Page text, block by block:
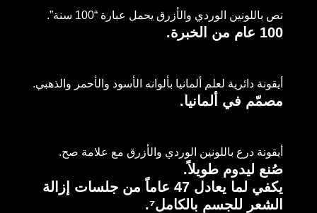
نص باللونين الوردي والأزرق يحمل عبارة “100 سنة”.
100 عام من الخبرة.
أيقونة دائرية لعلم ألمانيا بألوانه الأسود والأحمر والذهبي.
مصمّم في ألمانيا.
أيقونة درع باللونين الوردي والأزرق مع علامة صح.
صُنع ليدوم طويلاً.
يكفي لما يعادل 47 عاماً من جلسات إزالة
الشعر للجسم بالكامل⁷.